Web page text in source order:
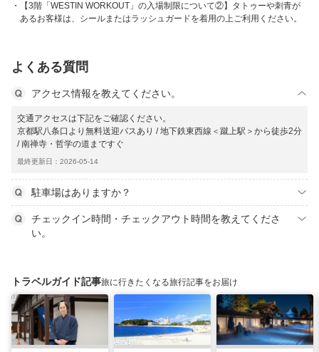
【3階「WESTIN WORKOUT」の入場制限について②】タトゥーや刺青が
あるお客様は、シールまたはラッシュガードを着用の上ご利用ください。
よくある質問
アクセス情報を教えてください。
交通アクセスは下記をご確認ください。
京都駅八条口より無料送迎バスあり / 地下鉄東西線＜蹴上駅＞から徒歩2分
/ 南禅寺・哲学の道まですぐ
最終更新日：2026-05-14
駐車場はありますか？
チェックイン時間・チェックアウト時間を教えてくださ
い。
トラベルガイド記事旅に行きたくなる旅行記事をお届け